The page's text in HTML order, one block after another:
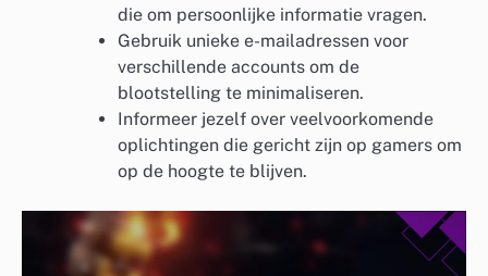
die om persoonlijke informatie vragen.
Gebruik unieke e-mailadressen voor
verschillende accounts om de
blootstelling te minimaliseren.
Informeer jezelf over veelvoorkomende
oplichtingen die gericht zijn op gamers om
op de hoogte te blijven.